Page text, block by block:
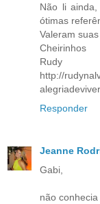
Não li
ótimas
Valeram
Cheirinhos
Rudy
http://
Responder
Jeanne
Gabi,
não